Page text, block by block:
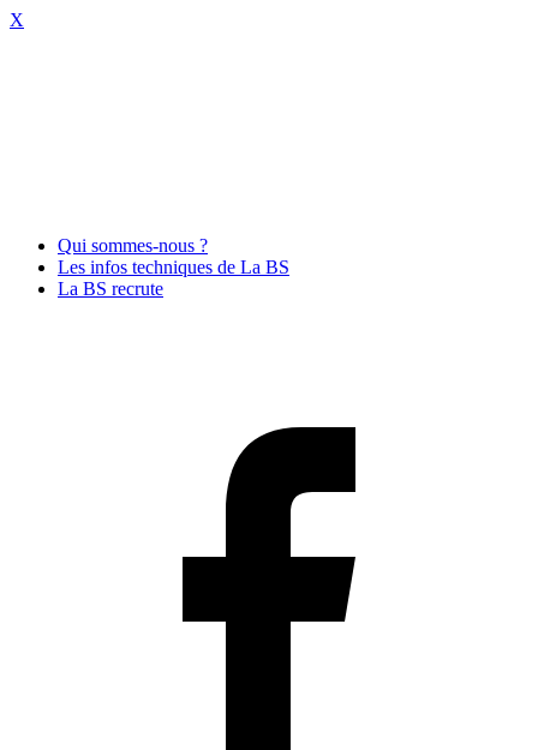
X
Qui sommes-nous ?
Les infos techniques de La BS
La BS recrute